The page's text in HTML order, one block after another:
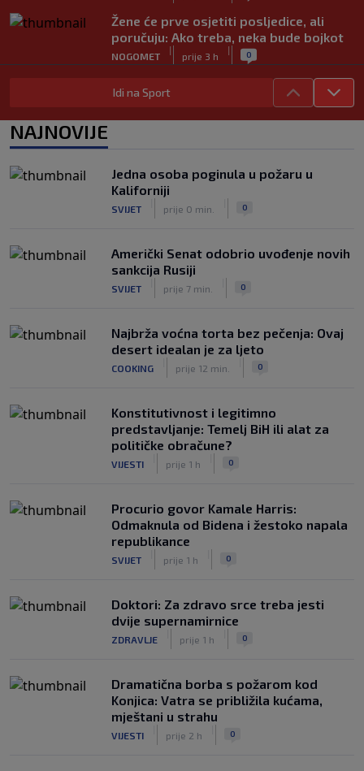
Žene će prve osjetiti posljedice, ali
poručuju: Ako treba, neka bude bojkot
NOGOMET
|
prije 3 h
| 0
Zvanično: Samed Baždar ima novi klub,
zadužio broj sa velikom "težinom"
NOGOMET prije 5 h
se pitaju gdje je i šta radi (VIDEO)
OSTALI SPORTOVI prije 5 h
Idi na Sport
NAJNOVIJE
Jedna osoba poginula u požaru u
Kaliforniji
SVIJET prije 0 min. 0
Američki Senat odobrio uvođenje novih
sankcija Rusiji
SVIJET prije 7 min. 0
Najbrža voćna torta bez pečenja: Ovaj
desert idealan je za ljeto
COOKING prije 12 min. 0
Konstitutivnost i legitimno
predstavljanje: Temelj BiH ili alat za
političke obračune?
VIJESTI prije 1 h 0
Procurio govor Kamale Harris:
Odmaknula od Bidena i žestoko napala
republikance
SVIJET prije 1 h 0
Doktori: Za zdravo srce treba jesti
dvije supernamirnice
ZDRAVLJE prije 1 h 0
Dramatična borba s požarom kod
Konjica: Vatra se približila kućama,
mještani u strahu
VIJESTI prije 2 h 0